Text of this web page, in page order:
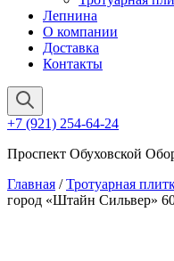
Лепнина
О компании
Доставка
Контакты
+7 (921) 254-64-24
Проспект Обуховской
Главная /Тротуарная
город «Штайн Сильвер»